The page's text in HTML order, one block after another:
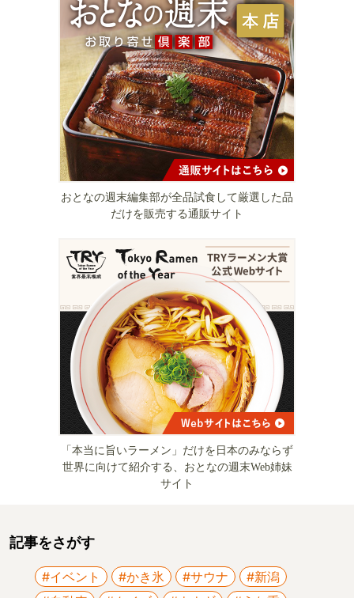
おとなの週末編集部が全品試食して厳選した品
だけを販売する通販サイト
「本当に旨いラーメン」だけを日本のみならず
世界に向けて紹介する、おとなの週末Web姉妹
サイト
記事をさがす
#イベント #かき氷 #サウナ
#新潟